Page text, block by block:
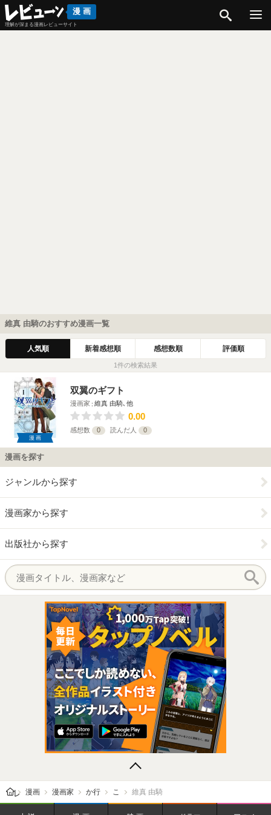
漫画
理解が深まる漫画レビューサイト
維真 由騎のおすすめ漫画一覧
人気順 新着感想順 感想数順 評価順
1件の検索結果
漫画
双翼のギフト
漫画家 維真 由騎､他
0.00
感想数 0 読んだ人 0
漫画を探す
ジャンルから探す
漫画家から探す
出版社から探す
レビューン トップ
漫画 漫画家 か行 こ 維真 由騎